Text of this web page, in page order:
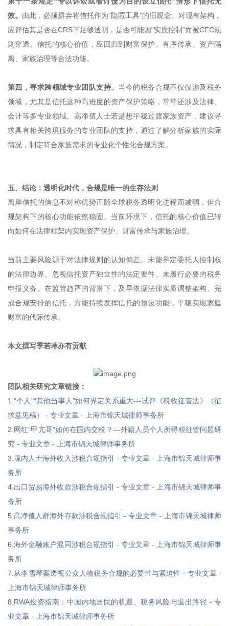
效。 由此，必须摒弃将信托作为“隐匿工具”的旧观念。对现有架构，
应评估其是否在CRS下足够透明，是否可能因“实质控制”而被CFC规
则穿透。信托的核心价值，应回归到财富保护、有序传承、资产隔
离、家族治理等合法功能。
第四，寻求跨领域专业团队支持。 当今的税务合规不仅仅涉及税务
领域，尤其是信托这种高难度的资产保护策略，常常还涉及法律、
会计等多专业领域。高净值人士若是想平稳过渡家族资产，建议寻
求具有相关跨境服务的专业团队的支持，通过了解分析家族的实际
情况，制定符合家族需求的专业化个性化合规方案。
五、结论：透明化时代，合规是唯一的生存法则
离岸信托的信息不对称优势正随全球税务透明化进程而减弱，但合
规架构下的核心功能依然稳固。当前环境下，信托的核心价值已转
向如何在法律框架内实现资产保护、财富传承与家族治理。
当前主要风险源于对法律规则的认知偏差。未能界定委托人控制权
的法律边界、忽视信托资产独立性的法定要件、未履行必要的税务
申报义务。在监管趋严的背景下，及早依据法律实质调整架构、完
成合规安排的信托，方能持续发挥信托的预设功能，平稳实现家庭
财富的代际传承。
本文撰写季若琳亦有贡献
团队相关研究文章链接：
1 .“个人”“其他当事人”如何界定关系重大---试评《税收征管法》（征
求意见稿） - 专业文章 - 上海市锦天城律师事务所
2. 网红“甲亢哥”如何在国内交税？---外籍人员个人所得税征管问题研
究 - 专业文章 - 上海市锦天城律师事务所
3. 境内人士海外收入涉税合规指引 - 专业文章 - 上海市锦天城律师事
务所
4. 出口贸易海外收款涉税合规指引 - 专业文章 - 上海市锦天城律师事
务所
5. 高净值人群海外存款涉税合规指引 - 专业文章 - 上海市锦天城律师
事务所
6. 海外金融账户混同涉税合规指引 - 专业文章 - 上海市锦天城律师事
务所
7. 从李雪琴案透视公众人物税务合规的必要性与紧迫性 - 专业文章 -
上海市锦天城律师事务所
8. RWA投资指南：中国内地居民的机遇、税务风险与退出路径 - 专
业文章 - 上海市锦天城律师事务所